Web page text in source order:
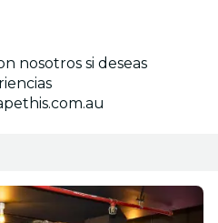
nosotros si deseas